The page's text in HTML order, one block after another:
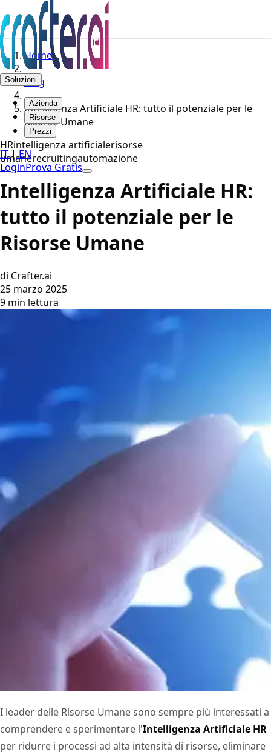
Soluzioni
Azienda
Risorse
Prezzi
IT|EN
LoginProva Gratis
Home
Blog
Intelligenza Artificiale HR: tutto il potenziale per le
Risorse Umane
HRintelligenza artificialerisorse
umanerecruitingautomazione
Intelligenza Artificiale HR:
tutto il potenziale per le
Risorse Umane
di Crafter.ai
25 marzo 2025
9 min lettura
I leader delle Risorse Umane sono sempre più interessati a
comprendere e sperimentare l'Intelligenza Artificiale HR
per ridurre i processi ad alta intensità di risorse, eliminare